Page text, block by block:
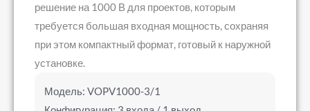
решение на 1000 В для проектов, которым
требуется большая входная мощность, сохраняя
при этом компактный формат, готовый к наружной
установке.
Модель: VOPV1000-3/1